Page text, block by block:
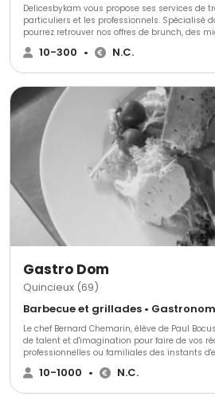
Delicesbykam vous propose ses services de
particuliers et les professionnels. Spécialisé
pourrez retrouver nos offres de brunch, des
de plateaux de charcuterie, de plateaux
encore ! Basé à Lyon, la livraison et
10-300 • N.C.
Gastro Dom
Quincieux (69)
Le chef Bernard Chemarin, élève de Paul
de talent et d'imagination pour faire de vos
professionnelles ou familiales des instants
accueillons dans notre restaurant Tante
déguster nos confections pour votre jour J.
10-1000 • N.C.